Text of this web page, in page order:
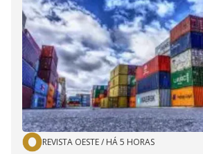
REVISTA OESTE/ HÁ 5 HORAS